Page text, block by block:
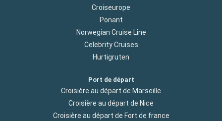
Croiseurope
Ponant
Norwegian Cruise Line
Celebrity Cruises
Hurtigruten
Port de départ
Croisière au départ de Marseille
Croisière au départ de Nice
Croisière au départ de Fort de france